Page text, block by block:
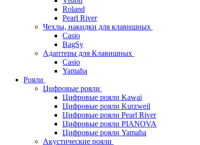
Roland
Pearl River
Чехлы, накидки для клавишных
Casio
BagSy
Адаптеры для Клавишных
Casio
Yamaha
Рояли
Цифровые рояли
Цифровые рояли Kawai
Цифровые рояли Kurzweil
Цифровые рояли Pearl River
Цифровые рояли PIANOVA
Цифровые рояли Yamaha
Акустические рояли